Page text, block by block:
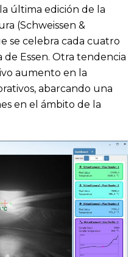
última edición de la
(Schweissen &
se celebra cada cuatro
Essen. Otra tendencia
aumento en la
abarcando una
en el ámbito de la